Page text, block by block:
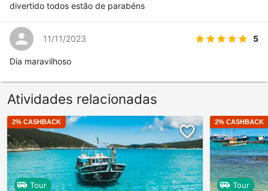
divertido todos estão de parabéns
11/11/2023 5
Dia maravilhoso
Atividades relacionadas
2% CASHBACK
Tour
2% CASHBACK
Tour